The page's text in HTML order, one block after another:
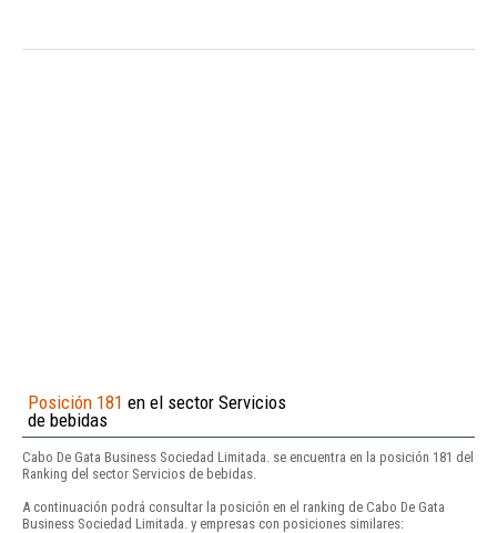
Posición 181 en el sector Servicios
de bebidas
Cabo De Gata Business Sociedad Limitada. se encuentra en la posición 181 del
Ranking del sector Servicios de bebidas.
A continuación podrá consultar la posición en el ranking de Cabo De Gata
Business Sociedad Limitada. y empresas con posiciones similares: